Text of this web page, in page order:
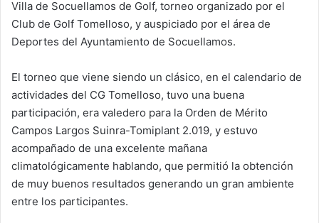
Villa de Socuellamos de Golf, torneo organizado por el
Club de Golf Tomelloso, y auspiciado por el área de
Deportes del Ayuntamiento de Socuellamos.
El torneo que viene siendo un clásico, en el calendario de
actividades del CG Tomelloso, tuvo una buena
participación, era valedero para la Orden de Mérito
Campos Largos Suinra-Tomiplant 2.019, y estuvo
acompañado de una excelente mañana
climatológicamente hablando, que permitió la obtención
de muy buenos resultados generando un gran ambiente
entre los participantes.